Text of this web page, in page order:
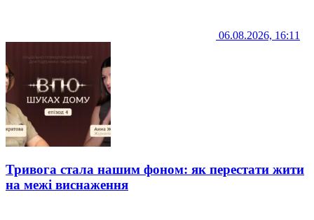
06.08.2026, 16:11
Тривога стала нашим фоном: як перестати жити
на межі виснаження